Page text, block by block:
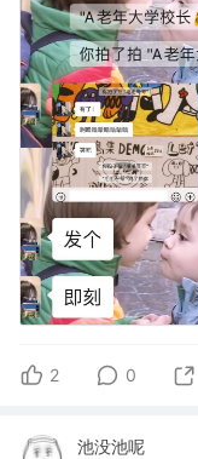
2 0
池没池呢